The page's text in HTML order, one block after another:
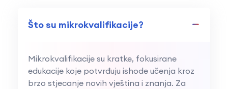
Što su mikrokvalifikacije?
Mikrokvalifikacije su kratke, fokusirane
edukacije koje potvrđuju ishode učenja kroz
brzo stjecanje novih vještina i znanja. Za